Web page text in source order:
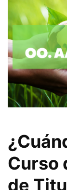
Curso
de